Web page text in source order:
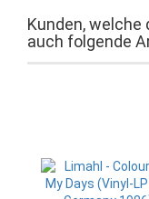
Kunden,
auch folgende